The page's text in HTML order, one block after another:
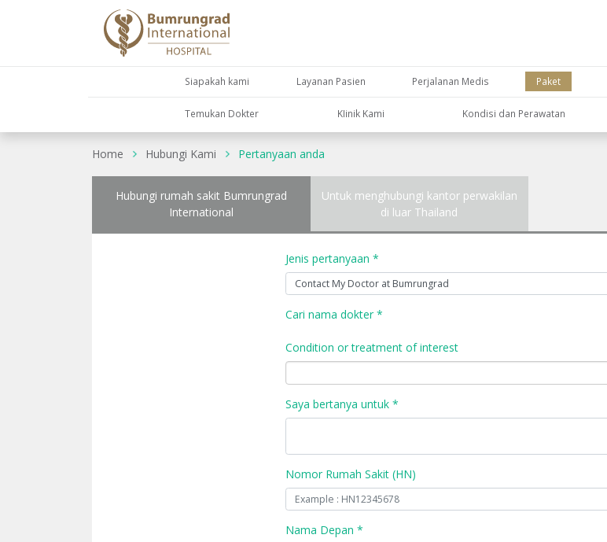
Siapakah kami Layanan Pasien Perjalanan Medis Paket
Temukan Dokter KIinik Kami Kondisi dan Perawatan
Home Hubungi Kami Pertanyaan anda
Hubungi rumah sakit Bumrungrad
International
Untuk menghubungi kantor perwakilan
di luar Thailand
Jenis pertanyaan *
Cari nama dokter *
Condition or treatment of interest
Saya bertanya untuk *
Nomor Rumah Sakit (HN)
Nama Depan *